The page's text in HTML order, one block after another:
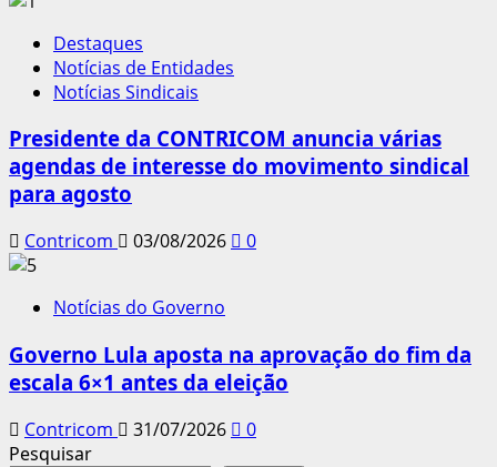
Destaques
Notícias de Entidades
Notícias Sindicais
Presidente da CONTRICOM anuncia várias
agendas de interesse do movimento sindical
para agosto
Contricom 03/08/2026 0
Notícias do Governo
Governo Lula aposta na aprovação do fim da
escala 6×1 antes da eleição
Contricom 31/07/2026
0
Pesquisar